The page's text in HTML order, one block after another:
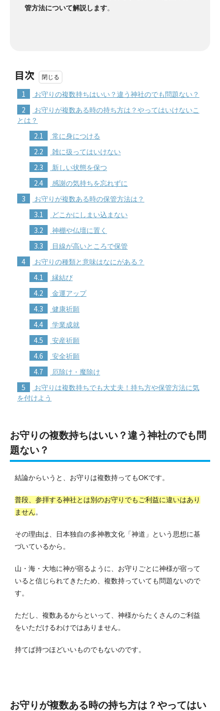
管方法について解説します。
目次
1 お守りの複数持ちはいい？違う神社のでも問題ない？
2
お守りが複数ある時の持ち方は？やってはいけないこ
とは？
2.1 常に身につける
2.2 雑に扱ってはいけない
2.3 新しい状態を保つ
2.4 感謝の気持ちを忘れずに
3 お守りが複数ある時の保管方法は？
3.1 どこかにしまい込まない
3.2 神棚や仏壇に置く
3.3 目線が高いところで保管
4 お守りの種類と意味はなにがある？
4.1 縁結び
4.2 金運アップ
4.3 健康祈願
4.4 学業成就
4.5 安産祈願
4.6 安全祈願
4.7 厄除け・魔除け
5
お守りは複数持ちでも大丈夫！持ち方や保管方法に気
を付けよう
お守りの複数持ちはいい？違う神社のでも問
題ない？
結論からいうと、お守りは複数持ってもOKです。
普段、参拝する神社とは別のお守りでもご利益に違いはあり
ません。
その理由は、日本独自の多神教文化「神道」という思想に基
づいているから。
山・海・大地に神が宿るように、お守りごとに神様が宿って
いると信じられてきたため、複数持っていても問題ないので
す。
ただし、複数あるからといって、神様からたくさんのご利益
をいただけるわけではありません。
持てば持つほどいいものでもないのです。
お守りが複数ある時の持ち方は？やってはい